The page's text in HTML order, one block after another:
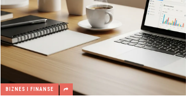
BIZNES I FINANSE